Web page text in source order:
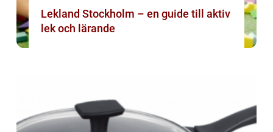
Lekland Stockholm – en guide till aktiv
lek och lärande